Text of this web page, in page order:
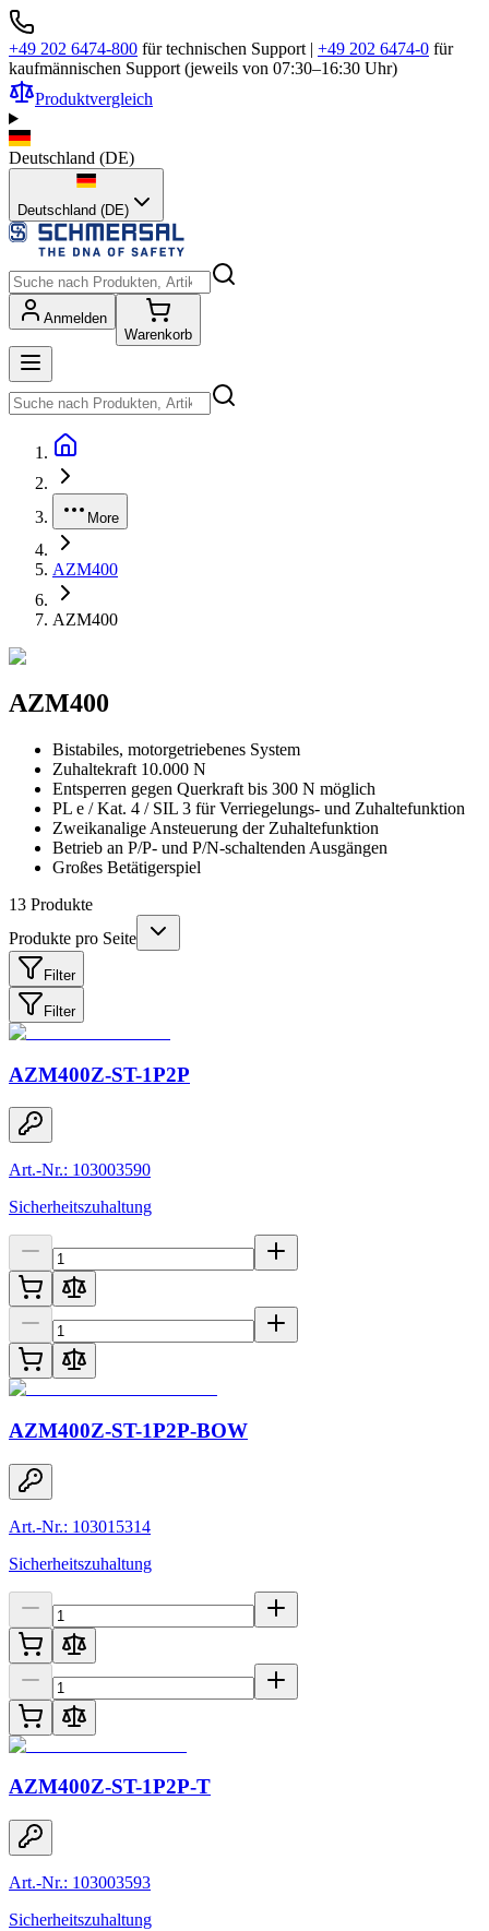
+49 202 6474-800 für technischen Support | +49 202 6474-0 für
kaufmännischen Support (jeweils von 07:30–16:30 Uhr)
Produktvergleich
Deutschland (DE)
Deutschland (DE)
Anmelden
Warenkorb
More
AZM400
AZM400
AZM400
Bistabiles, motorgetriebenes System
Zuhaltekraft 10.000 N
Entsperren gegen Querkraft bis 300 N möglich
PL e / Kat. 4 / SIL 3 für Verriegelungs- und Zuhaltefunktion
Zweikanalige Ansteuerung der Zuhaltefunktion
Betrieb an P/P- und P/N-schaltenden Ausgängen
Großes Betätigerspiel
13 Produkte
Produkte pro Seite
Filter
Filter
AZM400Z-ST-1P2P
Art.-Nr.: 103003590
Sicherheitszuhaltung
AZM400Z-ST-1P2P-BOW
Art.-Nr.: 103015314
Sicherheitszuhaltung
AZM400Z-ST-1P2P-T
Art.-Nr.: 103003593
Sicherheitszuhaltung